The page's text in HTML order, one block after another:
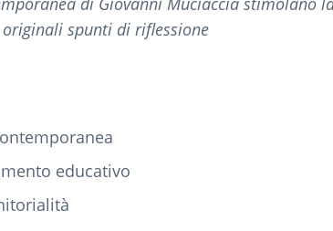
spunti di riflessione
educativo